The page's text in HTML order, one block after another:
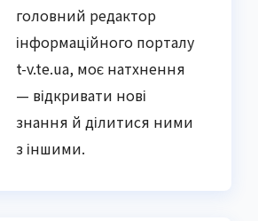
головний редактор
інформаційного порталу
t-v.te.ua, моє натхнення
— відкривати нові
знання й ділитися ними
з іншими.